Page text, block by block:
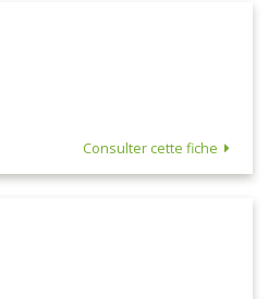
Consulter cette fiche